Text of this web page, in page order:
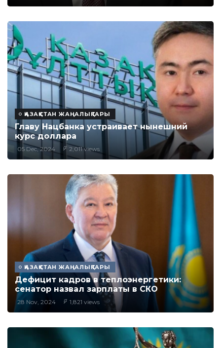
ҚАЗАҚСТАН ЖАҢАЛЫҚТАРЫ
Главу Нацбанка устраивает нынешний
курс доллара
05 Dec, 2024 2,011 views
ҚАЗАҚСТАН ЖАҢАЛЫҚТАРЫ
Дефицит кадров в теплоэнергетики:
сенатор назвал зарплаты в СКО
28 Nov, 2024 1,821 views